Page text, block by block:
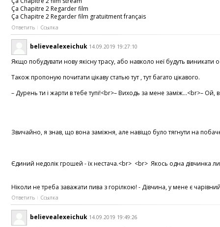
Ça Chapitre 2 Regarder film
Ça Chapitre 2 Regarder film gratuitment français
Ответить Ссылка
believealexeichuk 14.09.2019 19:27:10
Якщо побудувати нову якісну трасу, або навколо неї будуть
Також пропоную почитати цікаву статью тут , тут багато цікавого.
– Дурень ти і жарти в тебе тупі!<br>– Виходь за мене заміж...<br>–
Звичайно, я знав, що вона заміжня, але навіщо було тягнути на
Єдиний недолік грошей - їх нестача.<br> <br> Якось одна дівчинка
Ніколи не треба заважати пива з горілкою! - Дівчина, у мене є
Ответить Ссылка
believealexeichuk 14.09.2019 19:49:26